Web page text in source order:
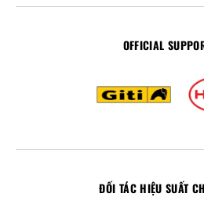
OFFICIAL
ĐỐI TÁC HIỆU SUẤT